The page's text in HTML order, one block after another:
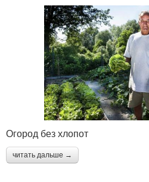
Огород без хлопот
читать дальше →